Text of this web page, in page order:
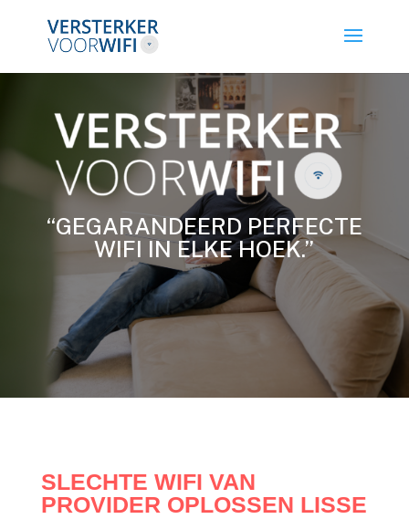
“GEGARANDEERD PERFECTE
WIFI IN ELKE HOEK.”
SLECHTE WIFI VAN
PROVIDER OPLOSSEN LISSE